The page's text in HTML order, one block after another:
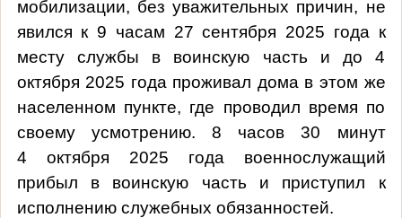
мобилизации, без уважительных причин, не
явился к 9 часам 27 сентября 2025 года к
месту службы в воинскую часть и до 4
октября 2025 года проживал дома в этом же
населенном пункте, где проводил время по
своему усмотрению. 8 часов 30 минут
4 октября 2025 года военнослужащий
прибыл в воинскую часть и приступил к
исполнению служебных обязанностей.